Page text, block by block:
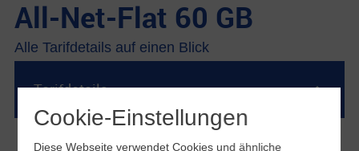
All-Net-Flat 60 GB
Alle Tarifdetails auf einen Blick
Tarifdetails
Telefon-Flat ins deutsche Festnetz & in alle
Cookie-Einstellungen
Diese Webseite verwendet Cookies und ähnliche